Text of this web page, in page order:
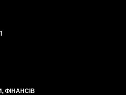
ФІНАНСІВ